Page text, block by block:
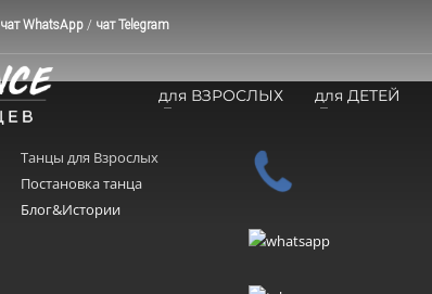
чат WhatsApp / чат Telegram
для ВЗРОСЛЫХ для ДЕТЕЙ
Танцы для Взрослых
Постановка танца
Блог&Истории